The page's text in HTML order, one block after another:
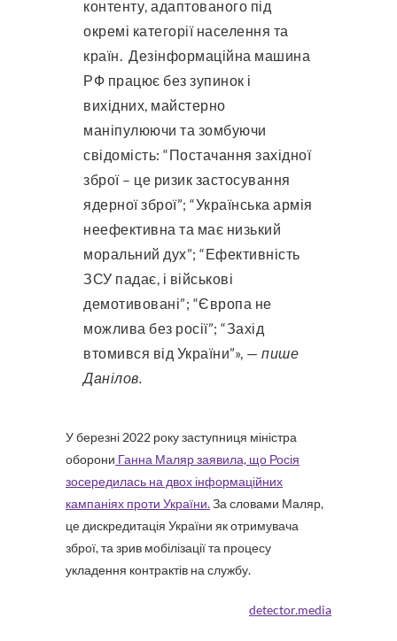
контенту, адаптованого під
окремі категорії населення та
країн. Дезінформаційна машина
РФ працює без зупинок і
вихідних, майстерно
маніпулюючи та зомбуючи
свідомість: “Постачання західної
зброї – це ризик застосування
ядерної зброї”; “Українська армія
неефективна та має низький
моральний дух”; “Ефективність
ЗСУ падає, і військові
демотивовані”; “Європа не
можлива без росії”; “Захід
втомився від України”», — пише
Данілов.
У березні 2022 року заступниця міністра
оборони Ганна Маляр заявила, що Росія
зосередилась на двох інформаційних
кампаніях проти України.За словами Маляр,
це дискредитація України як отримувача
зброї, та зрив мобілізації та процесу
укладення контрактів на службу.
detector.media